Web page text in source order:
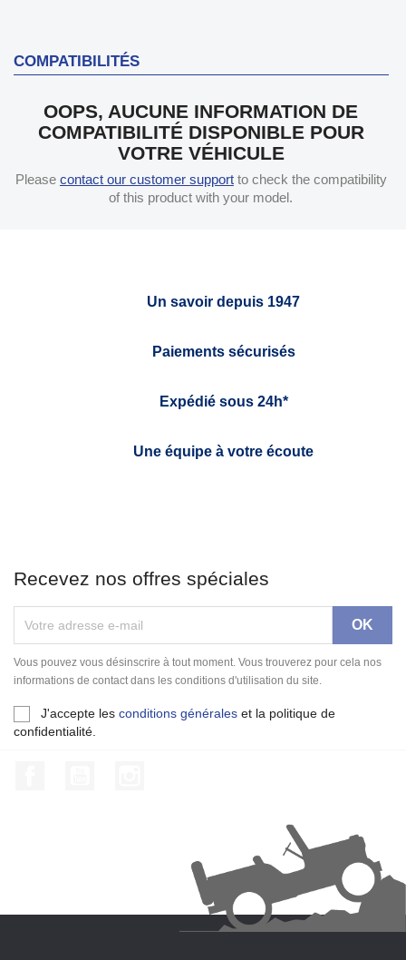
COMPATIBILITÉS
OOPS, AUCUNE INFORMATION DE
COMPATIBILITÉ DISPONIBLE POUR
VOTRE VÉHICULE
Please contact our customer supportto check the compatibility
of this product with your model.
Un savoir depuis 1947
Paiements sécurisés
Expédié sous 24h*
Une équipe à votre écoute
Recevez nos offres spéciales
Vous pouvez vous désinscrire à tout moment. Vous trouverez pour cela nos
informations de contact dans les conditions d'utilisation du site.
J'accepte les conditions générales et la politique de
confidentialité.